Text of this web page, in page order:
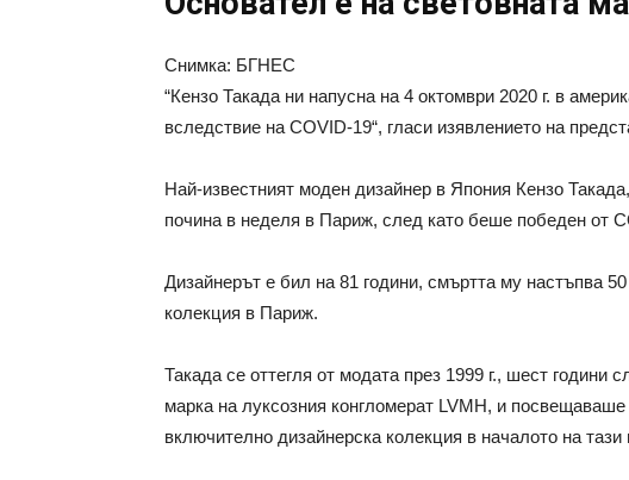
Снимка: БГНЕС
“Кензо Такада ни напусна на 4 октомври 2020 г. в
вследствие на COVID-19“, гласи изявлението на
Най-известният моден дизайнер в Япония Кензо
почина в неделя в Париж, след като беше победен от
Дизайнерът е бил на 81 години, смъртта му настъпва
колекция в Париж.
Такада се оттегля от модата през 1999 г., шест
марка на луксозния конгломерат LVMH, и
включително дизайнерска колекция в началото на тази